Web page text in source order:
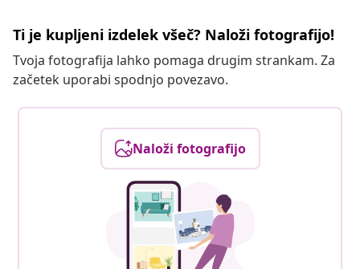
Ti je kupljeni izdelek všeč? Naloži fotografijo!
Tvoja fotografija lahko pomaga drugim strankam. Za
začetek uporabi spodnjo povezavo.
Naloži fotografijo